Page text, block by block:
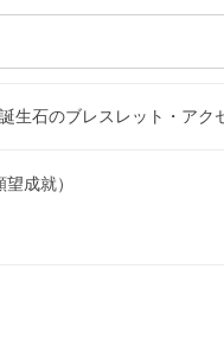
生石のブレスレット・アク
成就）